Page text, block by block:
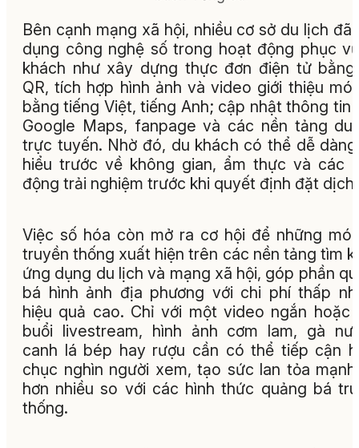
Bên cạnh mạng xã hội, nhiều cơ sở du lịch đã
dụng công nghệ số trong hoạt động phục
khách như xây dựng thực đơn điện tử
QR, tích hợp hình ảnh và video giới thiệu
bằng tiếng Việt, tiếng Anh; cập nhật thông tin
Google Maps, fanpage và các nền tảng du
trực tuyến. Nhờ đó, du khách có thể dễ
hiểu trước về không gian, ẩm thực và các
động trải nghiệm trước khi quyết định đặt dịch
Việc số hóa còn mở ra cơ hội để những
truyền thống xuất hiện trên các nền tảng tìm
ứng dụng du lịch và mạng xã hội, góp phần
bá hình ảnh địa phương với chi phí thấp
hiệu quả cao. Chỉ với một video ngắn hoặc
buổi livestream, hình ảnh cơm lam, gà
canh lá bép hay rượu cần có thể tiếp cận
chục nghìn người xem, tạo sức lan tỏa
hơn nhiều so với các hình thức quảng bá
thống.